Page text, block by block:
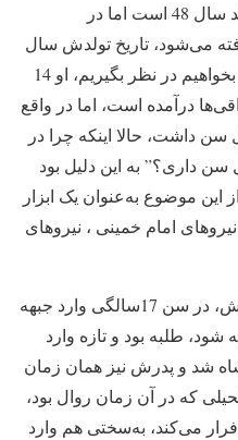
سن او وجود دارد؛ او در واقع متولد سال 48 است اما در
می‌شود، تاریخ تولدش سال
52 ثبت می‌شود. در شناسنامه که بخواهیم در نظر بگیریم، او 14
درآمده است، اما در واقع
روایت خودش، 17 سال سن داشت، حالا اینکه چرا در
به او می‌گفتند “تو 14 سال سن داری؟” به این دلیل بود
موضوع به‌عنوان یک ابزار
امام خمینی ، نیروهای
او براساس روایت خود و خانواده‌اش، در سن 17سالگی وارد جبهه
طلبه بود و تازه وارد
شد و پدرش نیز همان زمان
که در آن زمان روال بود،
می‌کند، به‌سختی هم وارد